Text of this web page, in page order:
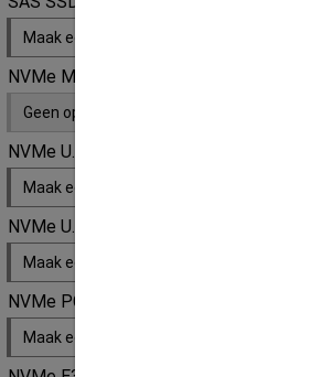
Maak een keuze
NVMe M.2 SSD
Geen opties
NVMe U.2 SSD
Maak een keuze
NVMe U.3 SSD
Maak een keuze
NVMe PCI-e SSD
Maak een keuze